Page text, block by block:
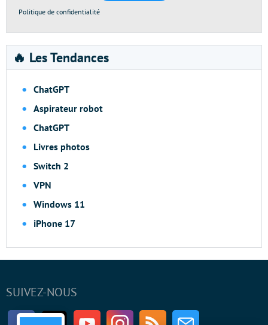
Politique de confidentialité
🔥 Les Tendances
ChatGPT
Aspirateur robot
ChatGPT
Livres photos
Switch 2
VPN
Windows 11
iPhone 17
SUIVEZ-NOUS
FacebookTwitter Youtube InstagramRSS Newsletter